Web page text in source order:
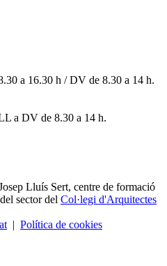
a 16.30 h / DV de 8.30 a 14 h.
a DV de 8.30 a 14 h.
Lluís Sert, centre de formació
sector del Col·legi d'Arquitectes
| Política de cookies